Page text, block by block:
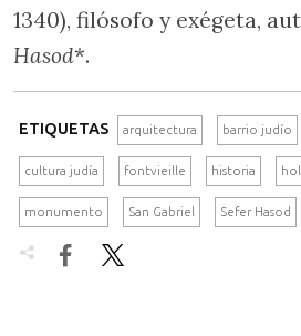
1340), filósofo y exégeta,
Hasod*.
ETIQUETAS arquitectura barrio judío
cultura judía fontvieille historia
monumento San Gabriel Sefer Hasod
 